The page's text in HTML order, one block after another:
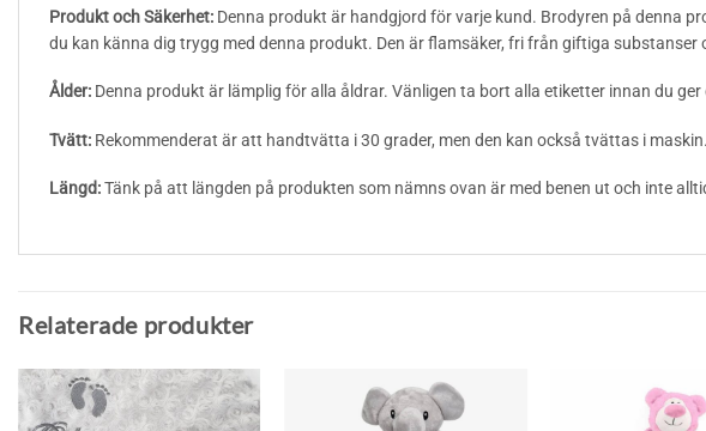
Produkt och Säkerhet: Denna produkt är handgjord för varje kund. Brodyren på denna
du kan känna dig trygg med denna produkt. Den är flamsäker, fri från giftiga substanser
Ålder: Denna produkt är lämplig för alla åldrar. Vänligen ta bort alla etiketter innan du ger
Tvätt: Rekommenderat är att handtvätta i 30 grader, men den kan också tvättas i maskin.
Längd:Tänk på att längden på produkten som nämns ovan är med benen ut och inte
Relaterade produkter